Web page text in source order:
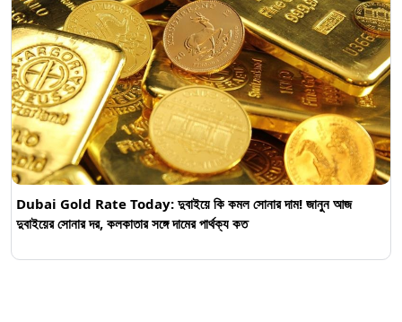
Dubai Gold Rate Today: দুবাইয়ে কি কমল সোনার দাম! জানুন আজ
দুবাইয়ের সোনার দর, কলকাতার সঙ্গে দামের পার্থক্য কত